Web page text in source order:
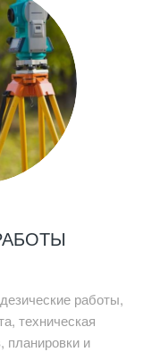
работы,
техническая
планировки и